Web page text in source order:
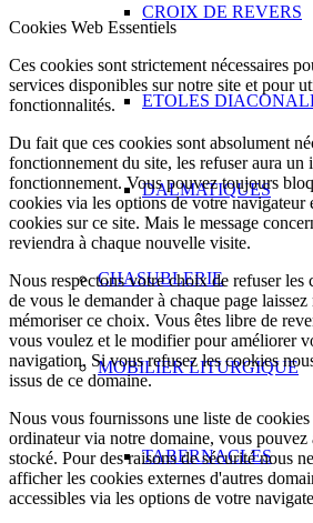
CROIX DE REVERS
ETOLES
DALMATIQUES
CHASUBLERIE
MOBILIER LITURGIQUE
TABERNACLES
Cookies Web Essentiels
Ces cookies sont strictement nécessaires
services disponibles sur notre site et pour
fonctionnalités.
Du fait que ces cookies sont absolument
fonctionnement du site, les refuser aura un
fonctionnement. Vous pouvez toujours
cookies via les options de votre navigateur
cookies sur ce site. Mais le message
reviendra à chaque nouvelle visite.
Nous respectons votre choix de refuser les
de vous le demander à chaque page
mémoriser ce choix. Vous êtes libre de
vous voulez et le modifier pour améliorer
navigation. Si vous refusez les cookies
issus de ce domaine.
Nous vous fournissons une liste de
ordinateur via notre domaine, vous
stocké. Pour des raisons de sécurité nous
afficher les cookies externes d'autres
accessibles via les options de votre